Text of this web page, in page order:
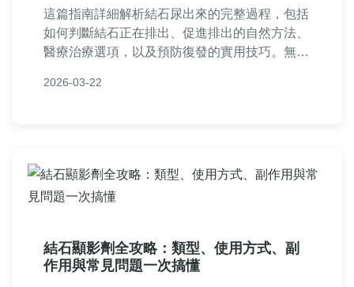
這篇指南詳細解析結石尿出來的完整過程，包括
如何判斷結石正在排出、促進排出的自然方法、
醫療治療選項，以及預防復發的實用技巧。無論
和專業建議，幫助您從痛苦中解脫。內容涵蓋症
2026-03-22
結石顯影劑全攻略：類型、使用方式、副
作用與常見問題一次搞懂